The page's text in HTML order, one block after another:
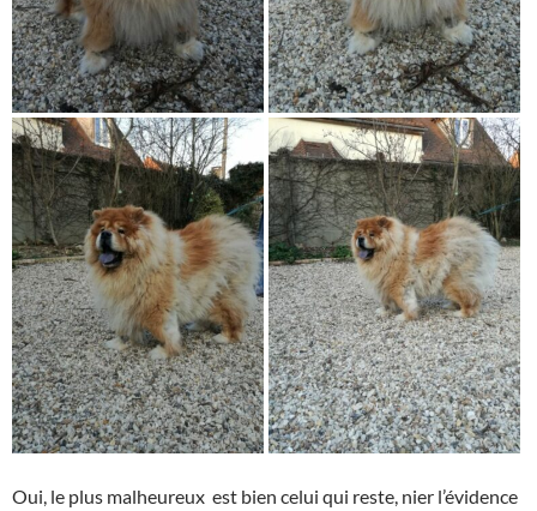
Oui, le plus malheureux est bien celui qui reste, nier l’évidence